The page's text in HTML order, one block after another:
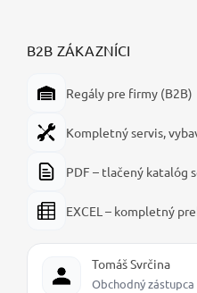
B2B ZÁKAZNÍCI
Regály pre firmy (B2B)
Kompletný servis,
PDF – tlačený katalóg
EXCEL – kompletný
Tomáš Svrčina
Obchodný zástupca